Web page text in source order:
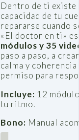
Dentro de ti
capacidad de tu
repararse cuando
«El doctor en ti»
módulos y 35
paso a paso, a
calma y
permiso para
Incluye: 12
tu ritmo.
Bono: Manual